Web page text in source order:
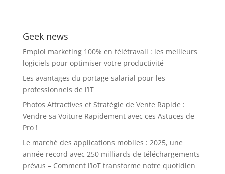
Geek news
Emploi marketing 100% en télétravail : les meilleurs
logiciels pour optimiser votre productivité
Les avantages du portage salarial pour les
professionnels de l’IT
Photos Attractives et Stratégie de Vente Rapide :
Vendre sa Voiture Rapidement avec ces Astuces de
Pro !
Le marché des applications mobiles : 2025, une
année record avec 250 milliards de téléchargements
prévus – Comment l’IoT transforme notre quotidien